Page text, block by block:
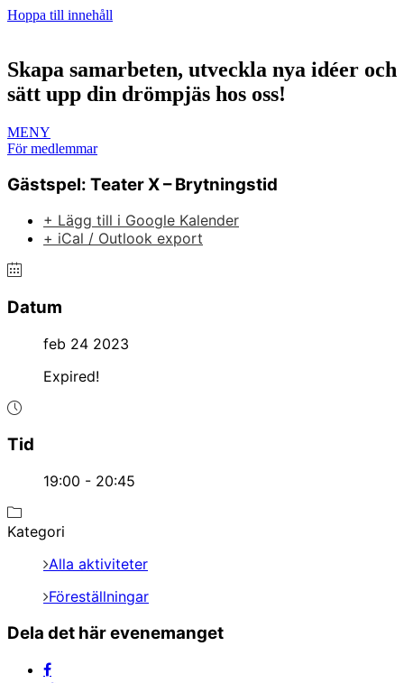
Hoppa till innehåll
Skapa samarbeten, utveckla nya idéer och
sätt upp din drömpjäs hos oss!
MENY
För medlemmar
Gästspel: Teater X – Brytningstid
+ Lägg till i Google Kalender
+ iCal / Outlook export
Datum
feb 24 2023
Expired!
Tid
19:00 - 20:45
Kategori
Alla aktiviteter
Föreställningar
Dela det här evenemanget